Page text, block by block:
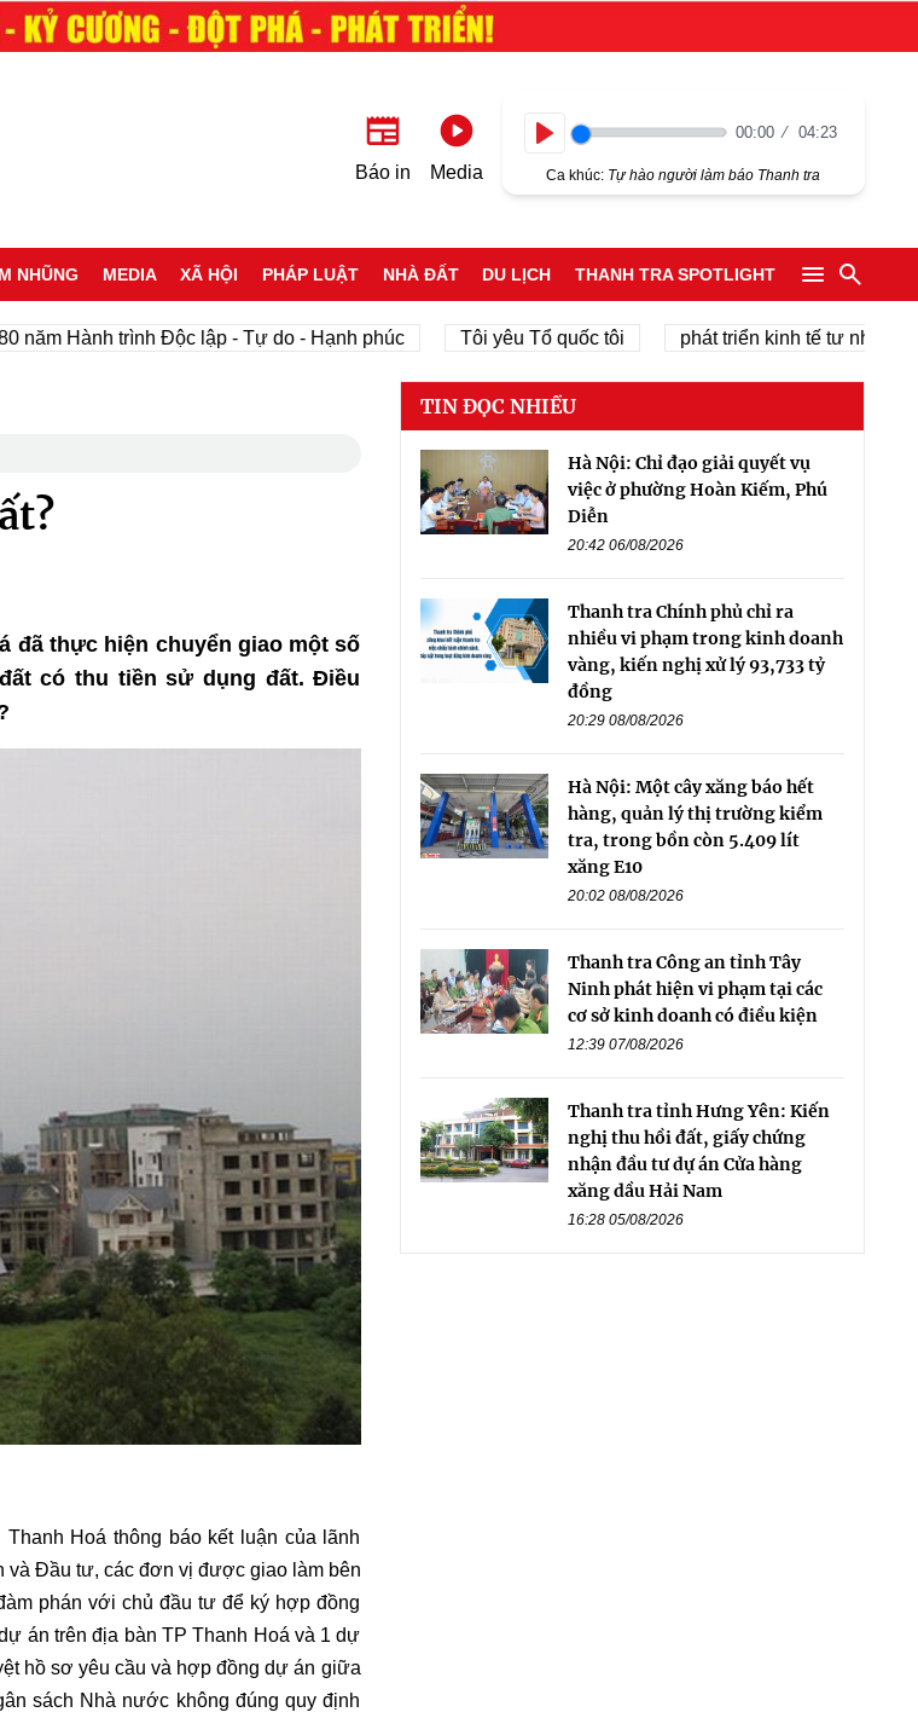
Báo in Media
00:00 04:23
Ca khúc: Tự hào người làm báo Thanh tra
NHŨNG MEDIA XÃ HỘI PHÁP LUẬT NHÀ ĐẤT DU LỊCH THANH TRA SPOTLIGHT
Hành trình Độc lập - Tự do - Hạnh phúc Tôi yêu Tổ quốc tôi phát triển kinh tế tư nhân
đã thực hiện chuyển giao một số
có thu tiền sử dụng đất. Điều
Hoá thông báo kết luận của lãnh
và Đầu tư, các đơn vị được giao làm bên
phán với chủ đầu tư để ký hợp đồng
án trên địa bàn TP Thanh Hoá và 1 dự
hồ sơ yêu cầu và hợp đồng dự án giữa
sách Nhà nước không đúng quy định
TIN ĐỌC NHIỀU
Hà Nội: Chỉ đạo giải quyết vụ
việc ở phường Hoàn Kiếm, Phú
Diễn
20:42 06/08/2026
Thanh tra Chính phủ chỉ ra
nhiều vi phạm trong kinh doanh
vàng, kiến nghị xử lý 93,733 tỷ
đồng
20:29 08/08/2026
Hà Nội: Một cây xăng báo hết
hàng, quản lý thị trường kiểm
tra, trong bồn còn 5.409 lít
xăng E10
20:02 08/08/2026
Thanh tra Công an tỉnh Tây
Ninh phát hiện vi phạm tại các
cơ sở kinh doanh có điều kiện
12:39 07/08/2026
Thanh tra tỉnh Hưng Yên: Kiến
nghị thu hồi đất, giấy chứng
nhận đầu tư dự án Cửa hàng
xăng dầu Hải Nam
16:28 05/08/2026